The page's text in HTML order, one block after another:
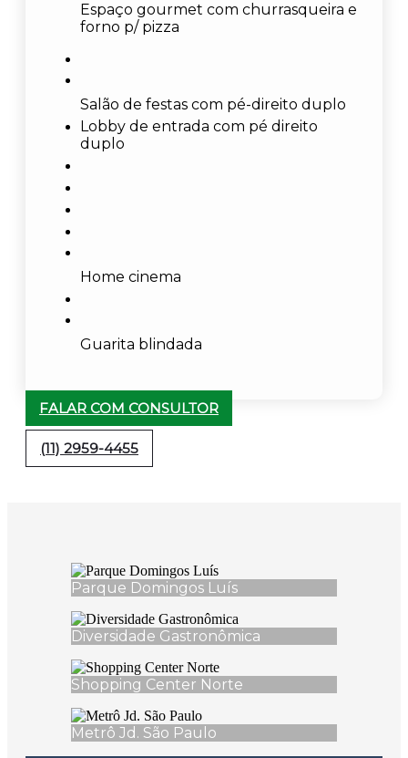
Espaço gourmet com churrasqueira e
forno p/ pizza
Salão de festas com pé-direito duplo
Lobby de entrada com pé direito
duplo
Home cinema
Guarita blindada
FALAR COM CONSULTOR
(11) 2959-4455
Parque Domingos Luís
Diversidade Gastronômica
Shopping Center Norte
Metrô Jd. São Paulo